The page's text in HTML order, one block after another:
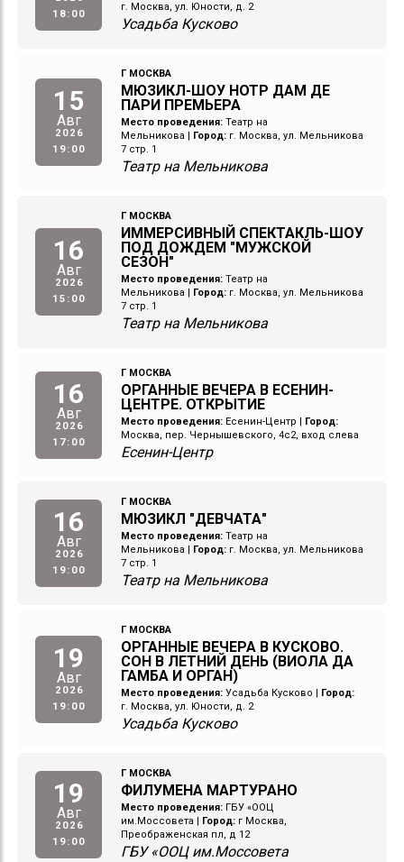
18:00
г. Москва, ул. Юности, д. 2
Усадьба Кусково
15
Авг
2026
19:00
Г МОСКВА
МЮЗИКЛ-ШОУ НОТР ДАМ ДЕ
ПАРИ ПРЕМЬЕРА
Место проведения: Театр на
Мельникова
Город: г. Москва, ул. Мельникова
7 стр. 1
Театр на Мельникова
16
Авг
2026
15:00
Г МОСКВА
ИММЕРСИВНЫЙ СПЕКТАКЛЬ-ШОУ
ПОД ДОЖДЕМ "МУЖСКОЙ
СЕЗОН"
Место проведения: Театр на
Мельникова
Город: г. Москва, ул. Мельникова
7 стр. 1
Театр на Мельникова
16
Авг
2026
17:00
Г МОСКВА
ОРГАННЫЕ ВЕЧЕРА В ЕСЕНИН-
ЦЕНТРЕ. ОТКРЫТИЕ
Место проведения: Есенин-Центр
Город:
Москва, пер. Чернышевского, 4с2, вход слева
Есенин-Центр
16
Авг
2026
19:00
Г МОСКВА
МЮЗИКЛ "ДЕВЧАТА"
Место проведения: Театр на
Мельникова
Город: г. Москва, ул. Мельникова
7 стр. 1
Театр на Мельникова
19
Авг
2026
19:00
Г МОСКВА
ОРГАННЫЕ ВЕЧЕРА В КУСКОВО.
СОН В ЛЕТНИЙ ДЕНЬ (ВИОЛА ДА
ГАМБА И ОРГАН)
Место проведения: Усадьба Кусково
Город:
г. Москва, ул. Юности, д. 2
Усадьба Кусково
19
Авг
2026
19:00
Г МОСКВА
ФИЛУМЕНА МАРТУРАНО
Место проведения: ГБУ «ООЦ
им.Моссовета
Город: г Москва,
Преображенская пл, д 12
ГБУ «ООЦ им.Моссовета